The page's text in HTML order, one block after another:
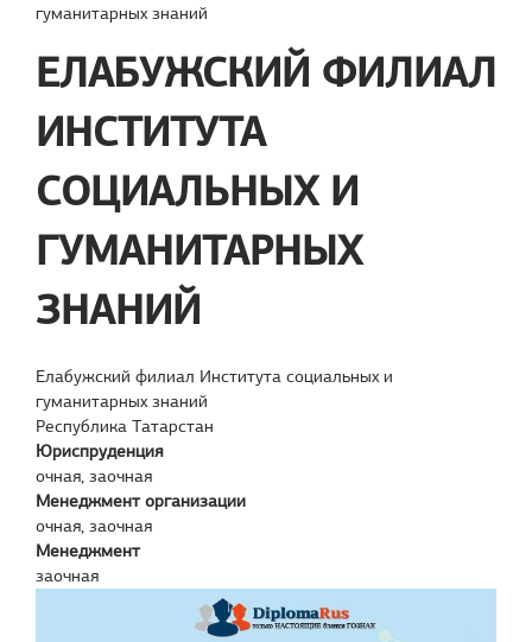
гуманитарных знаний
ЕЛАБУЖСКИЙ ФИЛИАЛ
ИНСТИТУТА
СОЦИАЛЬНЫХ И
ГУМАНИТАРНЫХ
ЗНАНИЙ
Елабужский филиал Института социальных и
гуманитарных знаний
Республика Татарстан
Юриспруденция
очная, заочная
Менеджмент организации
очная, заочная
Менеджмент
заочная